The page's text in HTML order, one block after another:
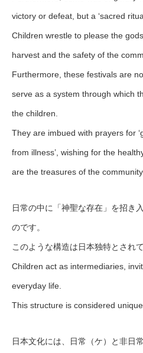
victory or defeat, but a ‘sacred
Children wrestle to please the
harvest and the safety of the
Furthermore, these festivals are
serve as a system through which
the children.
They are imbued with prayers for
from illness’, wishing for the
are the treasures of the
日常の中に「神聖な存在」を招き
のです。
このような構造は日本独特とされて
Children act as intermediaries,
everyday life.
This structure is considered unique
日本文化には、日常（ケ）と非日